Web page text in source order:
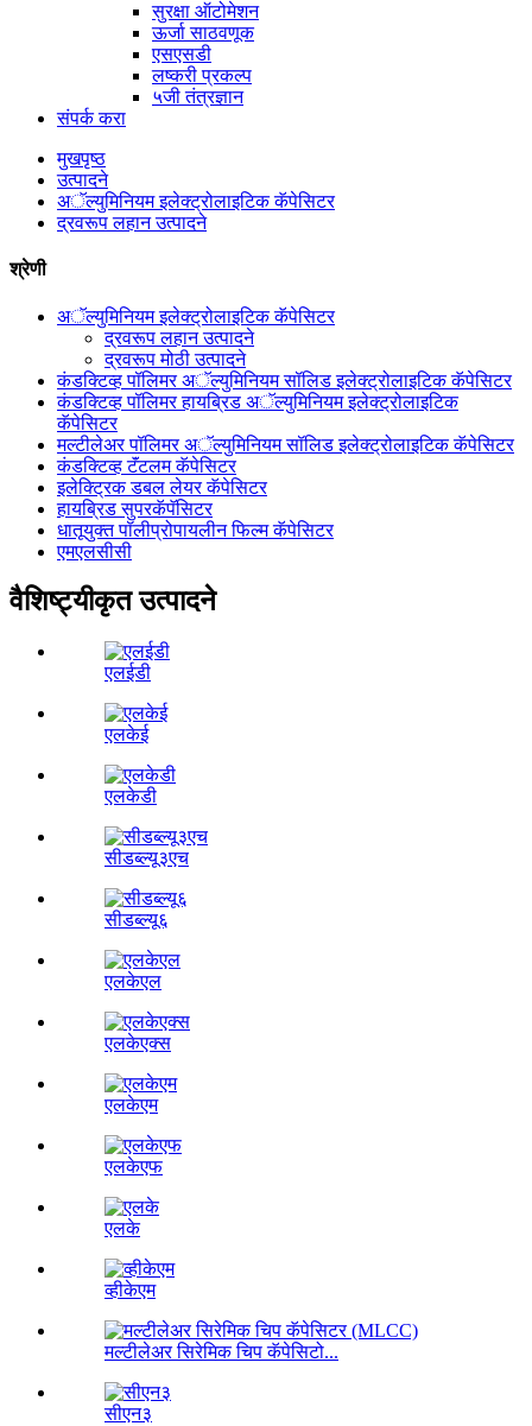
सुरक्षा ऑटोमेशन
ऊर्जा साठवणूक
एसएसडी
लष्करी प्रकल्प
५जी तंत्रज्ञान
संपर्क करा
मुखपृष्ठ
उत्पादने
अॅल्युमिनियम इलेक्ट्रोलाइटिक कॅपेसिटर
द्रवरूप लहान उत्पादने
श्रेणी
अॅल्युमिनियम इलेक्ट्रोलाइटिक कॅपेसिटर
द्रवरूप लहान उत्पादने
द्रवरूप मोठी उत्पादने
कंडक्टिव्ह पॉलिमर अॅल्युमिनियम सॉलिड इलेक्ट्रोलाइटिक कॅपेसिटर
कंडक्टिव्ह पॉलिमर हायब्रिड अॅल्युमिनियम इलेक्ट्रोलाइटिक
कॅपेसिटर
मल्टीलेअर पॉलिमर अॅल्युमिनियम सॉलिड इलेक्ट्रोलाइटिक कॅपेसिटर
कंडक्टिव्ह टॅंटलम कॅपेसिटर
इलेक्ट्रिक डबल लेयर कॅपेसिटर
हायब्रिड सुपरकॅपॅसिटर
धातूयुक्त पॉलीप्रोपायलीन फिल्म कॅपेसिटर
एमएलसीसी
वैशिष्ट्यीकृत उत्पादने
एलईडी
एलकेई
एलकेडी
सीडब्ल्यू३एच
सीडब्ल्यू६
एलकेएल
एलकेएक्स
एलकेएम
एलकेएफ
एलके
व्हीकेएम
मल्टीलेअर सिरेमिक चिप कॅपेसिटो...
सीएन३